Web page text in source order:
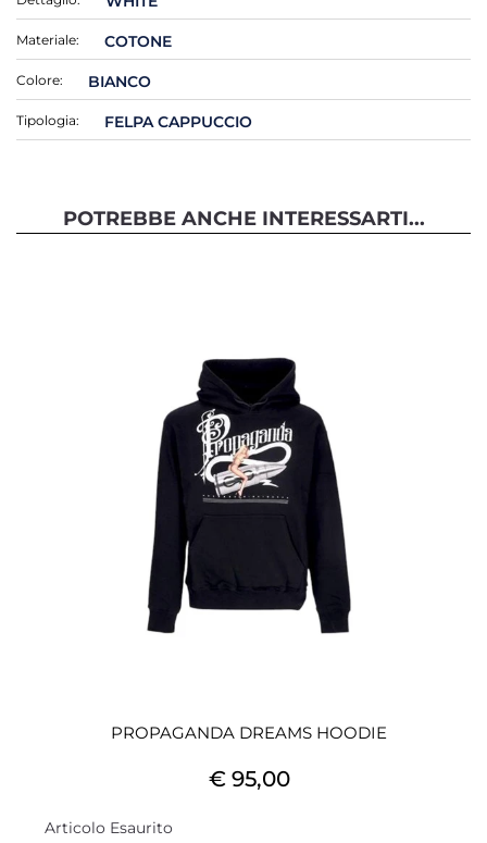
Materiale: COTONE
Colore: BIANCO
Tipologia: FELPA CAPPUCCIO
POTREBBE ANCHE INTERESSARTI...
PROPAGANDA DREAMS HOODIE
€ 95,00
Articolo Esaurito